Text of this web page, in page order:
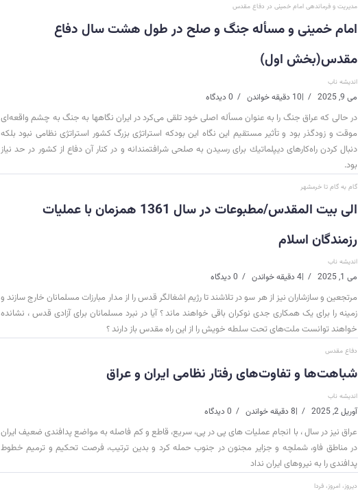
مدیریت و فرماندهی امام خمینی در دفاع مقدس
امام خمینی و مسأله جنگ و صلح در طول هشت سال دفاع
مقدس(بخش اول)
اندیشه ناب
می 9, 2025 |10 دقیقه خواندن 0 دیدگاه
در حالی كه عراق جنگ را به عنوان مسأله اصلی خود تلقی می‌كرد در ایران نگاهها به جنگ به چشم واقعه‌ای
موقت و زودگذر بود و تأثیر مستقیم این نگاه این بودكه استراتژی بزرگ كشور استراتژی نظامی نبود بلكه
دنبال كردن راه‌كارهای دیپلماتیك برای رسیدن به صلحی شرافتمندانه و در كنار آن دفاع از كشور در حد نیاز
بود.
گام به گام تا خرمشهر
الی بیت المقدس/مطبوعات در سال 1361 همزمان با عملیات
رزمندگان اسلام
اندیشه ناب
می 1, 2025 |4 دقیقه خواندن 0 دیدگاه
مرتجعین و سازشاران نیز از هر سو در تلاشند تا رژیم اشغالگر قدس را از مدار مبارزات مسلمانان خارج سازند و
زمینه را برای یک همکاری جدی نوکران باقی خواهند ماند ؟ آیا در نبرد مسلمانان برای آزادی قدس ، نشانده
خواهند توانست ملت‌های تحت سلطه خویش را از این راه مقدس باز دارند ؟
دفاع مقدس
شباهت‌ها و تفاوت‌های رفتار نظامی ایران و عراق
اندیشه ناب
آوریل 2, 2025 |8 دقیقه خواندن 0 دیدگاه
عراق نیز در سال ، با انجام عملیات های پی در پی، سریع، قاطع و کم فاصله به مواضع پدافندی ضعیف ایران
در مناطق فاو، شملچه و جزایر مجنون در جنوب حمله کرد و بدین ترتیب، فرصت تحکیم و ترمیم خطوط
پدافندی را به نیروهای ایران نداد
دیروز، امروز، فردا